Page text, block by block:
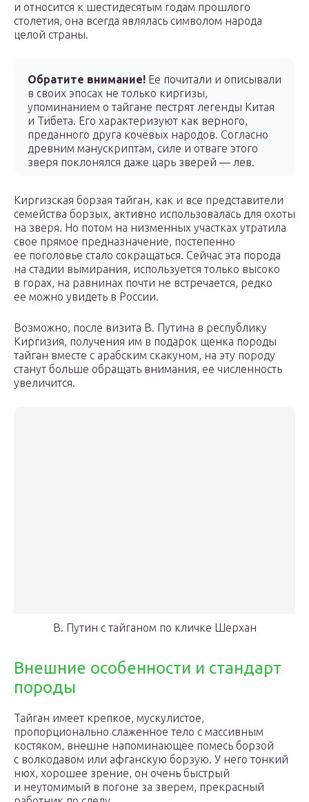
и относится к шестидесятым годам прошлого
столетия, она всегда являлась символом народа
целой страны.
Обратите внимание! Ее почитали и описывали
в своих эпосах не только киргизы,
упоминанием о тайгане пестрят легенды Китая
и Тибета. Его характеризуют как верного,
преданного друга кочевых народов. Согласно
древним манускриптам, силе и отваге этого
зверя поклонялся даже царь зверей — лев.
Киргизская борзая тайган, как и все представители
семейства борзых, активно использовалась для охоты
на зверя. Но потом на низменных участках утратила
свое прямое предназначение, постепенно
ее поголовье стало сокращаться. Сейчас эта порода
на стадии вымирания, используется только высоко
в горах, на равнинах почти не встречается, редко
ее можно увидеть в России.
Возможно, после визита В. Путина в республику
Киргизия, получения им в подарок щенка породы
тайган вместе с арабским скакуном, на эту породу
станут больше обращать внимания, ее численность
увеличится.
В. Путин с тайганом по кличке Шерхан
Внешние особенности и стандарт
породы
Тайган имеет крепкое, мускулистое,
пропорционально слаженное тело с массивным
костяком, внешне напоминающее помесь борзой
с волкодавом или афганскую борзую. У него тонкий
нюх, хорошее зрение, он очень быстрый
и неутомимый в погоне за зверем, прекрасный